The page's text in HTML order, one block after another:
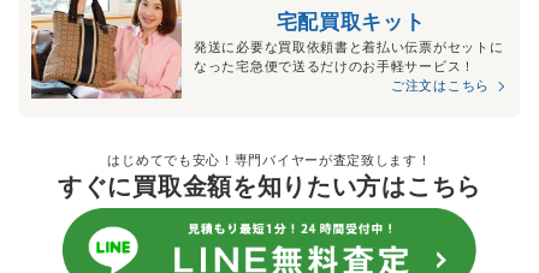
宅配買取キット
発送に必要な買取依頼書と着払い伝票がセットに
なった宅急便で送るだけのお手軽サービス！
ご注文はこちら
はじめてでも安心！専門バイヤーが査定致します！
すぐに買取金額を知りたい方はこちら